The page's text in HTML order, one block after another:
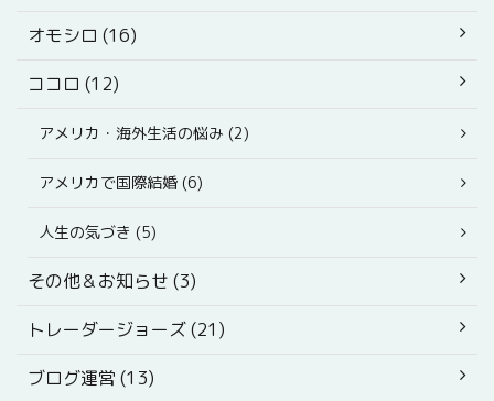
オモシロ (16)
ココロ (12)
アメリカ・海外生活の悩み (2)
アメリカで国際結婚 (6)
人生の気づき (5)
その他＆お知らせ (3)
トレーダージョーズ (21)
ブログ運営 (13)